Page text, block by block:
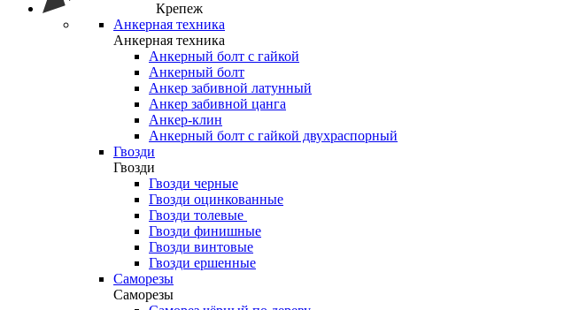
Крепеж
Анкерная техника
Анкерная техника
Анкерный болт с гайкой
Анкерный болт
Анкер забивной латунный
Анкер забивной цанга
Анкер-клин
Анкерный болт с гайкой двухраспорный
Гвозди
Гвозди
Гвозди черные
Гвозди оцинкованные
Гвозди толевые
Гвозди финишные
Гвозди винтовые
Гвозди ершенные
Саморезы
Саморезы